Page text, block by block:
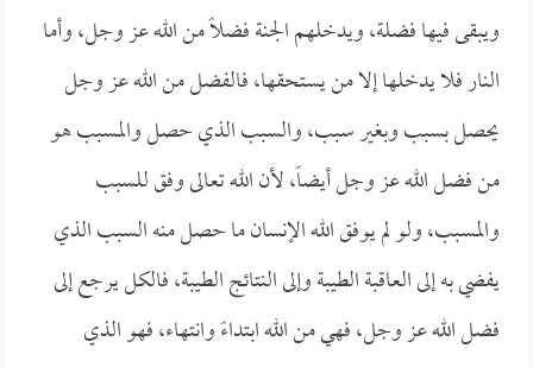
ويبقى فيها فضلة، ويدخلهم الجنة فضلاً من الله عز وجل، وأما
النار فلا يدخلها إلا من يستحقها، فالفضل من الله عز وجل
يحصل بسبب وبغير سبب، والسبب الذي حصل والمسبب هو
من فضل الله عز وجل أيضاً، لأن الله تعالى وفق للسبب
والمسبب، ولو لم يوفق الله الإنسان ما حصل منه السبب الذي
يفضي به إلى العاقبة الطيبة وإلى النتائج الطيبة، فالكل يرجع إلى
فضل الله عز وجل، فهي من الله ابتداءً وانتهاء، فهو الذي